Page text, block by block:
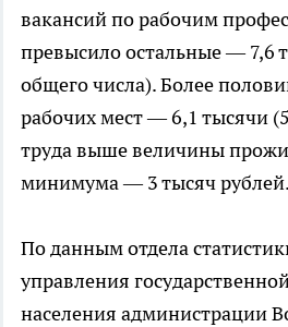
вакансий по рабочим
превысило остальные — 7,6
общего числа). Более
рабочих мест — 6,1 тысячи
труда выше величины
минимума — 3 тысяч рублей.
По данным отдела
управления
населения администрации